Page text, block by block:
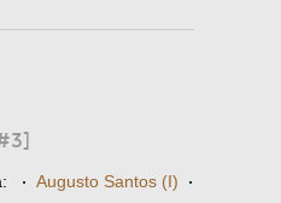
· Augusto Santos (I) ·